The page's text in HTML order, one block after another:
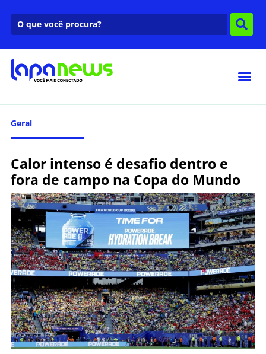
Geral
Calor intenso é desafio dentro e
fora de campo na Copa do Mundo